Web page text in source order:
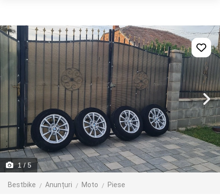
1/ 5
Bestbike Anunțuri Moto Piese